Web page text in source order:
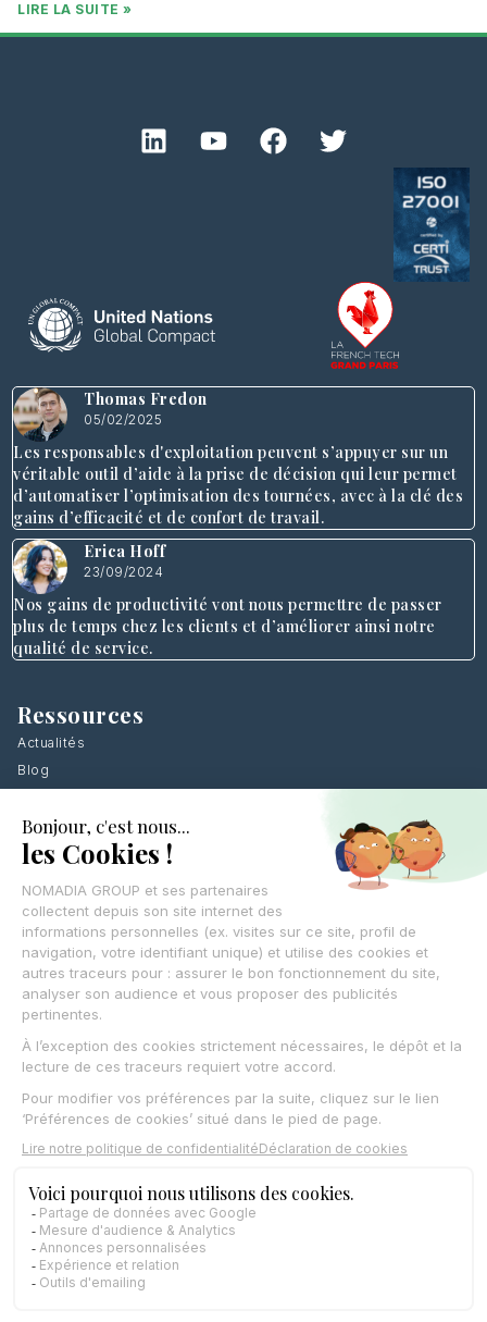
LIRE LA SUITE »
Thomas Fredon
05/02/2025
Les responsables d'exploitation peuvent s’appuyer sur un
véritable outil d’aide à la prise de décision qui leur permet
d’automatiser l’optimisation des tournées, avec à la clé des
gains d’efficacité et de confort de travail.
Erica Hoff
23/09/2024
Nos gains de productivité vont nous permettre de passer
plus de temps chez les clients et d’améliorer ainsi notre
qualité de service.
Ressources
Actualités
Blog
Webinars
Success stories
Communautés
Nos Partenaires
Nos Clients
Nos Experts
Nos produits
Field Service
Nomadia Protect
OpenPharma
Synchroteam
Nomadia Sales